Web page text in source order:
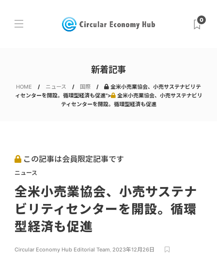
0
新着記事
HOME ニュース 国際
全米小売業協会、小売サステナビリテ
ィセンターを開設。循環型経済も促進">
全米小売業協会、小売サステナビリ
ティセンターを開設。循環型経済も促進
この記事は会員限定記事です
ニュース
全米小売業協会、小売サステナ
ビリティセンターを開設。循環
型経済も促進
Circular Economy Hub Editorial Team, 2023年12月26日